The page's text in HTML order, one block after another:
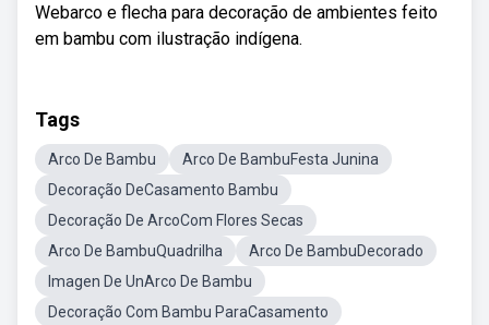
Webarco e flecha para decoração de ambientes feito
em bambu com ilustração indígena.
Tags
Arco De Bambu
Arco De BambuFesta Junina
Decoração DeCasamento Bambu
Decoração De ArcoCom Flores Secas
Arco De BambuQuadrilha
Arco De BambuDecorado
Imagen De UnArco De Bambu
Decoração Com Bambu ParaCasamento